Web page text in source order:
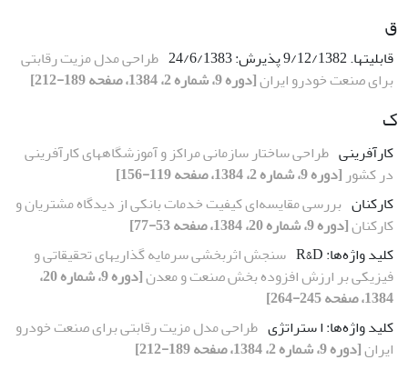
ق
قابلیتها. 9/12/1382 پذیرش: 24/6/1383
طراحی مدل مزیت رقابتی
برای صنعت خودرو ایران[دوره 9، شماره 2، 1384، صفحه 189-212]
ک
کارآفرینی طراحی ساختار سازمانی مراکز و آموزشگاههای کارآفرینی
در کشور [دوره 9، شماره 2، 1384، صفحه 119-156]
کارکنان بررسی مقایسه‌ای کیفیت خدمات بانکی از دیدگاه مشتریان و
کارکنان[دوره 9، شماره 20، 1384، صفحه 53-77]
کلید واژه‌ها: R&D
سنجش اثربخشی سرمایه گذاریهای تحقیقاتی و
فیزیکی بر ارزش افزوده بخش صنعت و معدن
[دوره 9، شماره 20،
1384، صفحه 245-264]
کلید واژه‌ها: ا ستراتژی طراحی مدل مزیت رقابتی برای صنعت خودرو
ایران[دوره 9، شماره 2، 1384، صفحه 189-212]